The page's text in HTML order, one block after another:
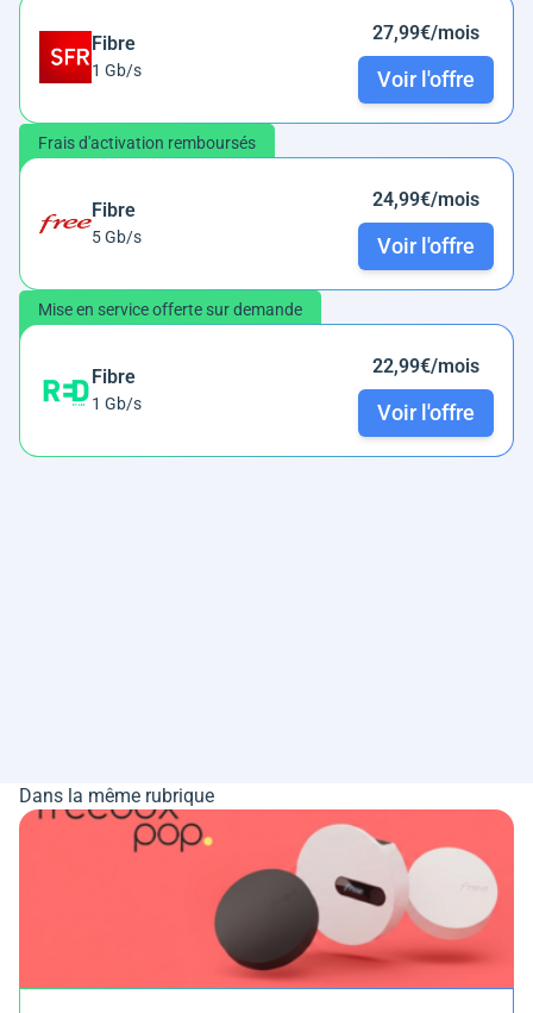
Fibre
1 Gb/s
27,99€/mois
Voir l'offre
Frais d'activation remboursés
Fibre
5 Gb/s
24,99€/mois
Voir l'offre
Mise en service offerte sur demande
Fibre
1 Gb/s
22,99€/mois
Voir l'offre
Dans la même rubrique